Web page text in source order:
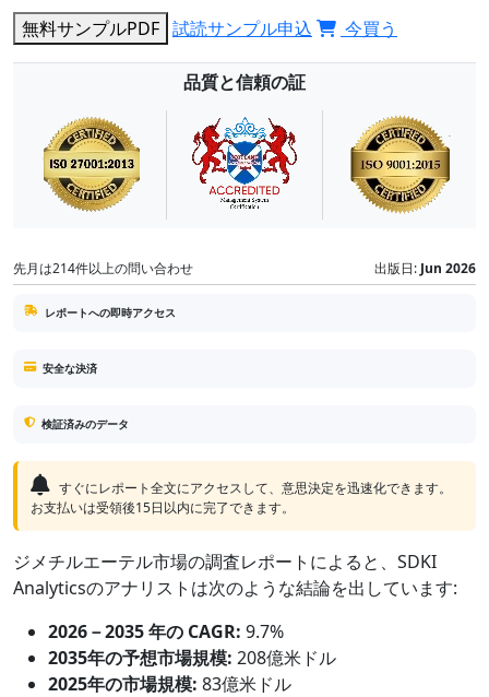
無料サンプルPDF 試読サンプル申込 今買う
品質と信頼の証
先月は214件以上の問い合わせ 出版日: Jun 2026
レポートへの即時アクセス
安全な決済
検証済みのデータ
すぐにレポート全文にアクセスして、意思決定を迅速化できます。
お支払いは受領後15日以内に完了できます。
ジメチルエーテル市場の調査レポートによると、SDKI
Analyticsのアナリストは次のような結論を出しています:
2026－2035 年の CAGR: 9.7%
2035年の予想市場規模: 208億米ドル
2025年の市場規模: 83億米ドル